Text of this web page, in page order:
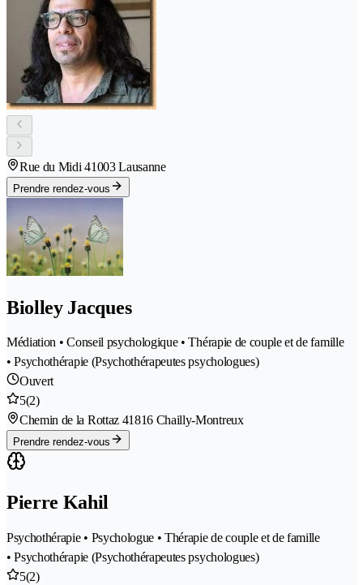
Rue du Midi 41003 Lausanne
Prendre rendez-vous
Biolley Jacques
Médiation • Conseil psychologique • Thérapie de couple et de famille
• Psychothérapie (Psychothérapeutes psychologues)
Ouvert
5(2)
Chemin de la Rottaz 41816 Chailly-Montreux
Prendre rendez-vous
Pierre Kahil
Psychothérapie • Psychologue • Thérapie de couple et de famille
• Psychothérapie (Psychothérapeutes psychologues)
5(2)